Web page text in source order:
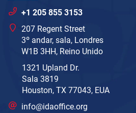
+1 205 855 3153
207 Regent Street
3º andar, sala, Londres
W1B 3HH, Reino Unido
1321 Upland Dr.
Sala 3819
Houston, TX 77043, EUA
info@idaoffice.org